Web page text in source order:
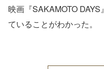
映画『SAKAMOTO DAYS
ていることがわかった。